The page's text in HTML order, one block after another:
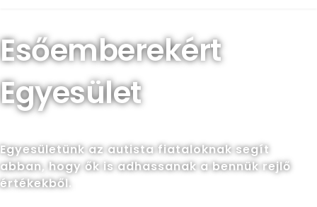
Esőemberekért
Egyesület
Egyesületünk az autista fiataloknak segít
abban, hogy ők is adhassanak a bennük rejlő
értékekből.